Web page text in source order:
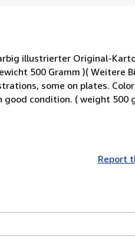
illustrierter Original-
500 Gramm )( Weitere
some on plates. Color
good condition. ( weight 500
Report